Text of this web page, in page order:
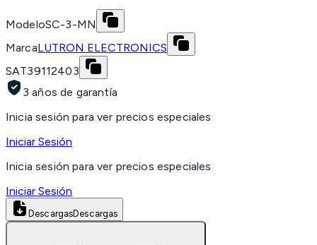
ModeloSC-3-MN
MarcaLUTRON ELECTRONICS
SAT39112403
3 años de garantía
Inicia sesión para ver precios especiales
Iniciar Sesión
Inicia sesión para ver precios especiales
Iniciar Sesión
DescargasDescargas